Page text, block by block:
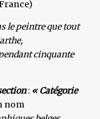
le peintre que tout
cinquante
: « Catégorie
nom